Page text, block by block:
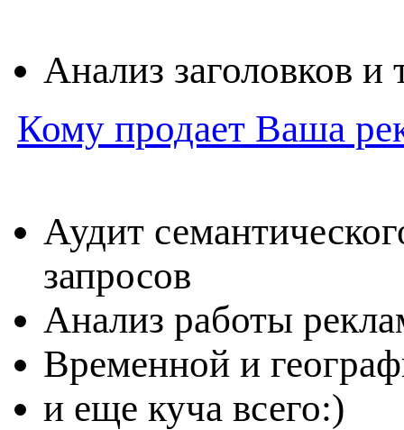
Анализ заголовков и
Кому продает Ваша
Аудит
запросов
Анализ работы
Временной и
и еще куча всего:)